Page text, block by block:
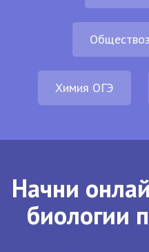
Химия ОГЭ
Начни
биологии